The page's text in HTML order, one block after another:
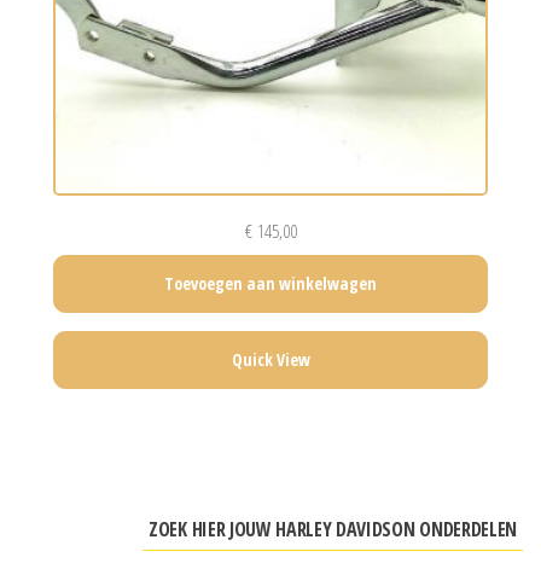
€145,00
Toevoegen aan winkelwagen
Quick View
ZOEK HIER JOUW HARLEY DAVIDSON ONDERDELEN